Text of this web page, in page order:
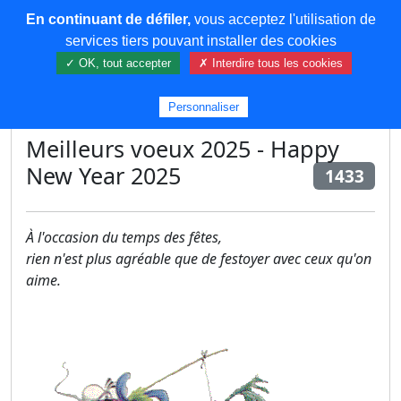
COREMA
Meilleurs voeux 2025 - Happy
New Year 2025
1433
À l'occasion du temps des fêtes,
rien n'est plus agréable que de festoyer avec ceux qu'on
aime.
En continuant de défiler,vous acceptez l'utilisation de
services tiers pouvant installer des cookies
✓ OK, tout accepter ✗ Interdire tous les cookies
Personnaliser